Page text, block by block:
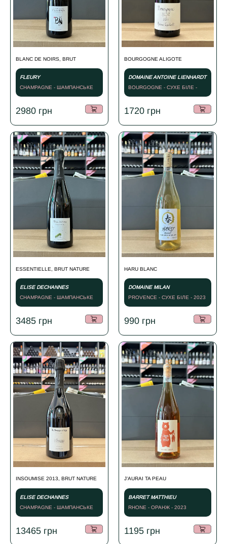
BLANC DE NOIRS, BRUT
FLEURY
CHAMPAGNE - ШАМПАНСЬКЕ
БІЛЕ - NV
2980 грн
BOURGOGNE ALIGOTE
DOMAINE ANTOINE LIENHARDT
BOURGOGNE - СУХЕ БІЛЕ -
2021
1720 грн
ESSENTIELLE, BRUT NATURE
ELISE DECHANNES
CHAMPAGNE - ШАМПАНСЬКЕ
БІЛЕ - NV
3485 грн
HARU BLANC
DOMAINE MILAN
PROVENCE - СУХЕ БІЛЕ - 2023
990 грн
INSOUMISE 2013, BRUT NATURE
ELISE DECHANNES
CHAMPAGNE - ШАМПАНСЬКЕ
БІЛЕ - 2013
13465 грн
J’AURAI TA PEAU
BARRET MATTHIEU
RHONE - ОРАНЖ - 2023
1195 грн